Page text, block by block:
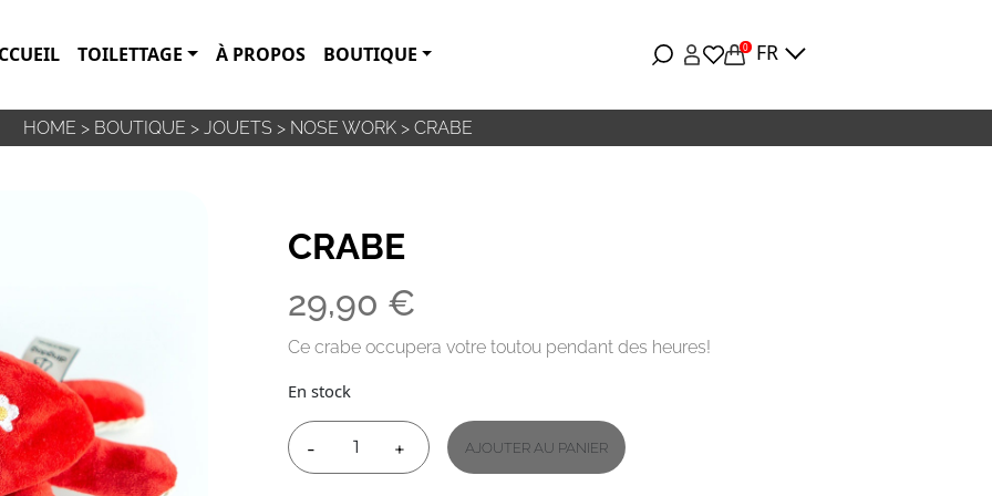
TOILETTAGE À PROPOS BOUTIQUE 0 FR
HOME > BOUTIQUE > JOUETS > NOSE WORK > CRABE
CRABE
29,90 €
Ce crabe occupera votre toutou pendant des heures!
En stock
-
QUANTITÉ
DE
+ AJOUTER AU PANIER